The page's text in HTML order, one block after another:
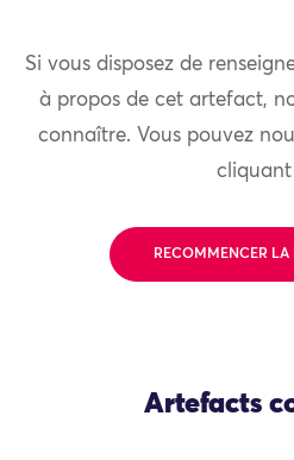
Si vous disposez de
à propos de cet artefact,
connaître. Vous pouvez
cliquant
RECOMMENCER LA
Artefacts